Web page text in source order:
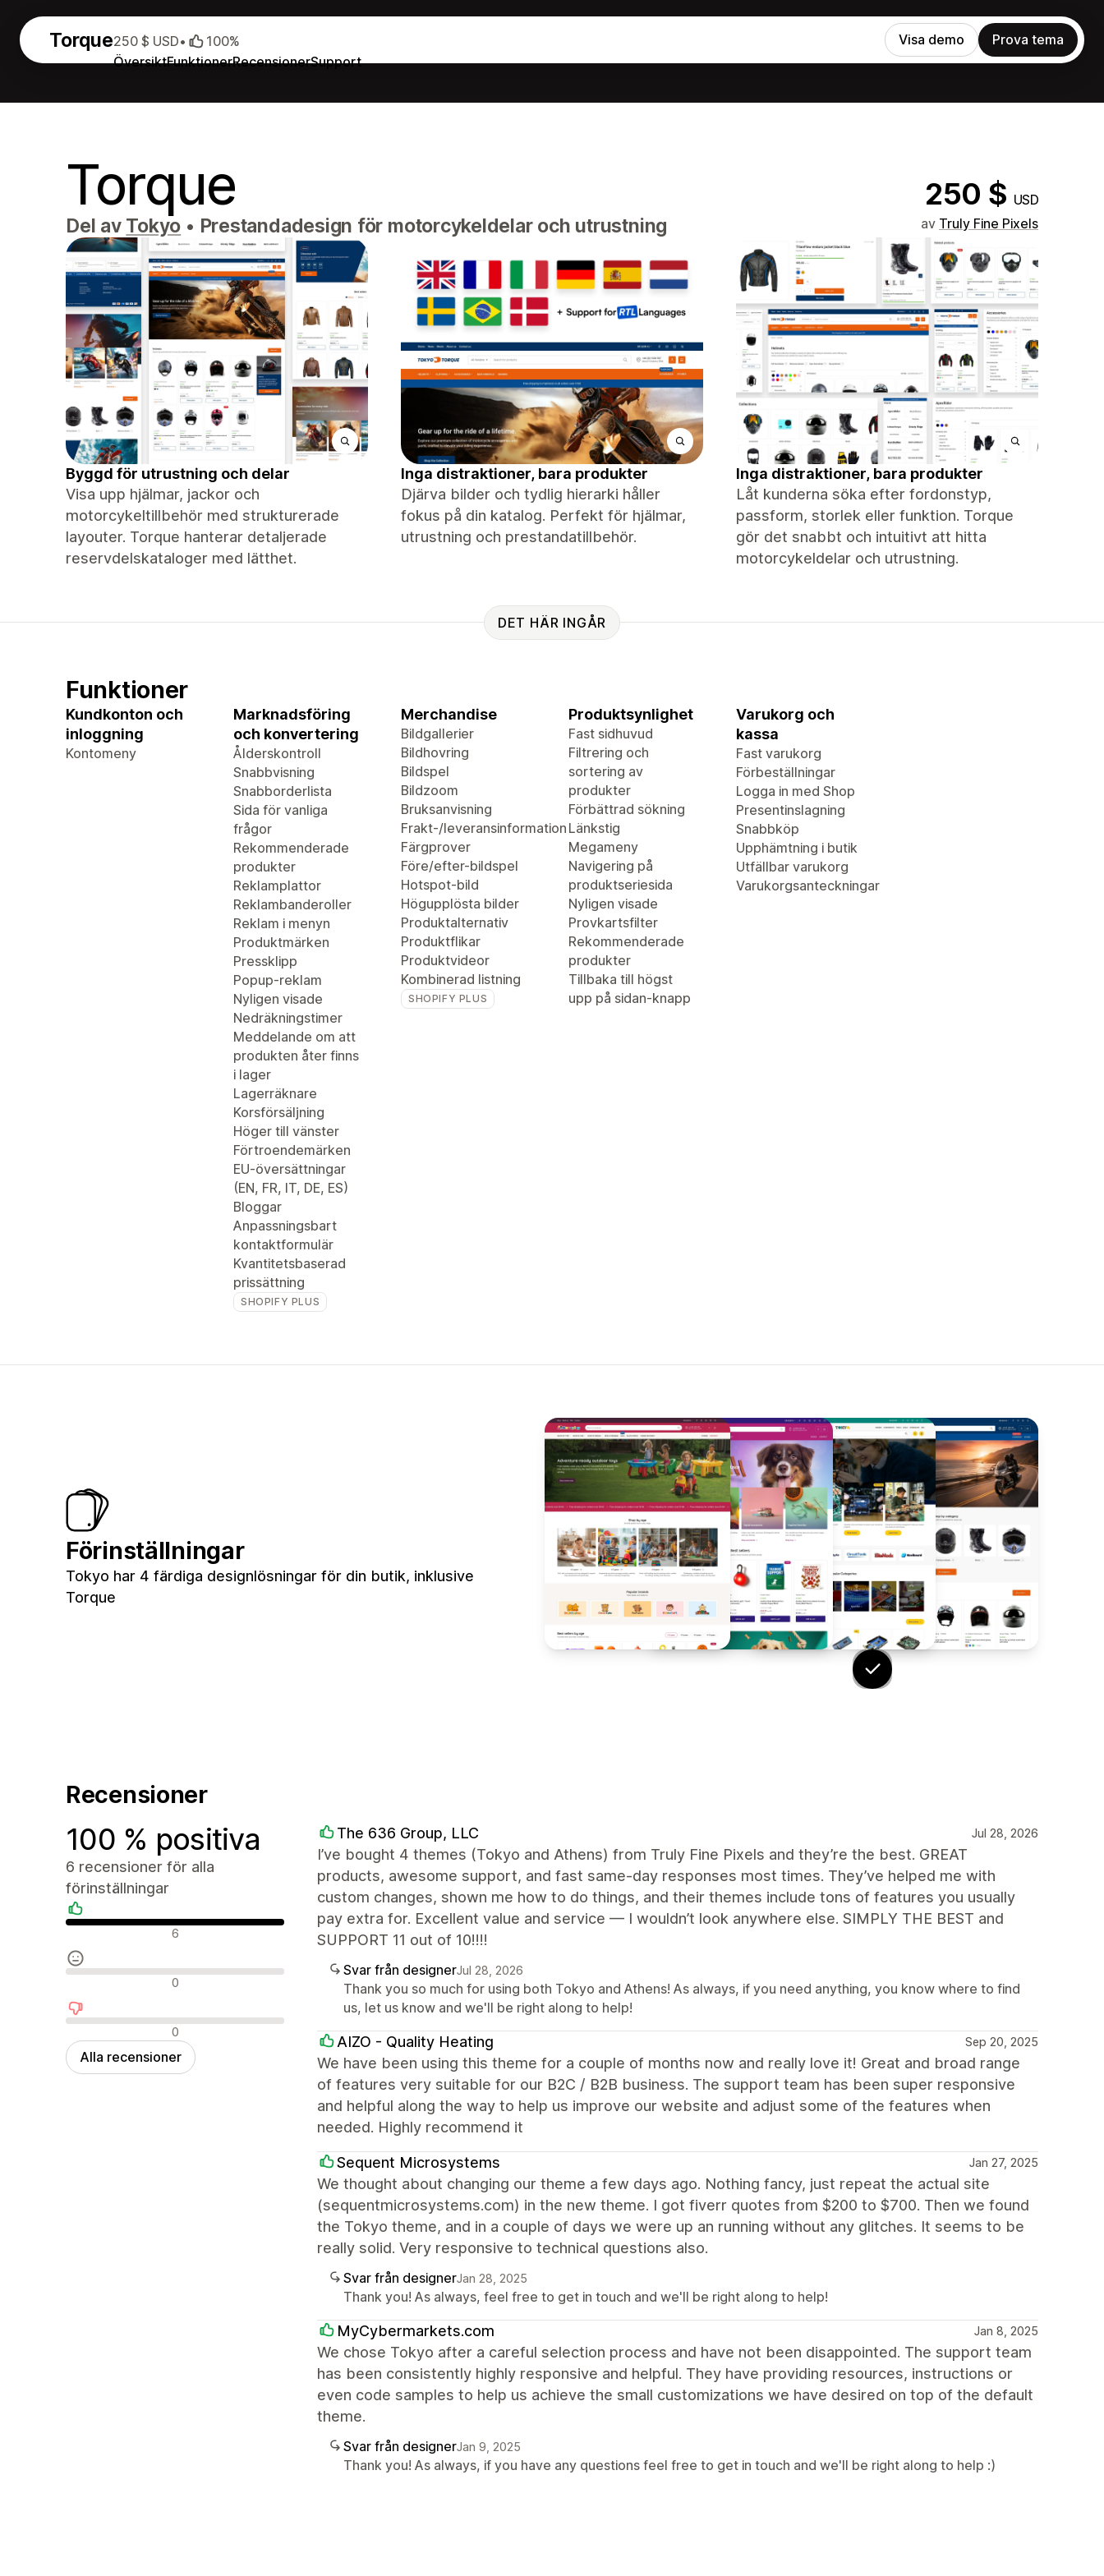
Torque
ÖversiktFunktionerRecensionerSupport
250 $ USD• 100% Visa demo Prova tema
Torque 250 $ USD
Del av Tokyo • Prestandadesign för motorcykeldelar och utrustning av Truly Fine Pixels
Byggd för utrustning och delar
Visa upp hjälmar, jackor och
motorcykeltillbehör med strukturerade
layouter. Torque hanterar detaljerade
reservdelskataloger med lätthet.
Inga distraktioner, bara produkter
Djärva bilder och tydlig hierarki håller
fokus på din katalog. Perfekt för hjälmar,
utrustning och prestandatillbehör.
Inga distraktioner, bara produkter
Låt kunderna söka efter fordonstyp,
passform, storlek eller funktion. Torque
gör det snabbt och intuitivt att hitta
motorcykeldelar och utrustning.
DET HÄR INGÅR
Funktioner
Kundkonton och
inloggning
Kontomeny
Marknadsföring
och konvertering
Ålderskontroll
Snabbvisning
Snabborderlista
Sida för vanliga
frågor
Rekommenderade
produkter
Reklamplattor
Reklambanderoller
Reklam i menyn
Produktmärken
Pressklipp
Popup-reklam
Nyligen visade
Nedräkningstimer
Meddelande om att
produkten åter finns
i lager
Lagerräknare
Korsförsäljning
Höger till vänster
Förtroendemärken
EU-översättningar
(EN, FR, IT, DE, ES)
Bloggar
Anpassningsbart
kontaktformulär
Kvantitetsbaserad
prissättning
SHOPIFY PLUS
Merchandise
Bildgallerier
Bildhovring
Bildspel
Bildzoom
Bruksanvisning
Frakt-/leveransinformation
Färgprover
Före/efter-bildspel
Hotspot-bild
Högupplösta bilder
Produktalternativ
Produktflikar
Produktvideor
Kombinerad listning
SHOPIFY PLUS
Produktsynlighet
Fast sidhuvud
Filtrering och
sortering av
produkter
Förbättrad sökning
Länkstig
Megameny
Navigering på
produktseriesida
Nyligen visade
Provkartsfilter
Rekommenderade
produkter
Tillbaka till högst
upp på sidan-knapp
Varukorg och
kassa
Fast varukorg
Förbeställningar
Logga in med Shop
Presentinslagning
Snabbköp
Upphämtning i butik
Utfällbar varukorg
Varukorgsanteckningar
Förinställningar
Tokyo har 4 färdiga designlösningar för din butik, inklusive
Torque
Recensioner
100 % positiva
6 recensioner för alla
förinställningar
Positiva recensioner
6
Neutrala recensioner
0
Negativa recensioner
0
Alla recensioner
The 636 Group, LLC Jul 28, 2026
I’ve bought 4 themes (Tokyo and Athens) from Truly Fine Pixels and they’re the best. GREAT
products, awesome support, and fast same-day responses most times. They’ve helped me with
custom changes, shown me how to do things, and their themes include tons of features you usually
pay extra for. Excellent value and service — I wouldn’t look anywhere else. SIMPLY THE BEST and
SUPPORT 11 out of 10!!!!
Svar från designerJul 28, 2026
Thank you so much for using both Tokyo and Athens! As always, if you need anything, you know where to find
us, let us know and we'll be right along to help!
AIZO - Quality Heating Sep 20, 2025
We have been using this theme for a couple of months now and really love it! Great and broad range
of features very suitable for our B2C / B2B business. The support team has been super responsive
and helpful along the way to help us improve our website and adjust some of the features when
needed. Highly recommend it
Sequent Microsystems Jan 27, 2025
We thought about changing our theme a few days ago. Nothing fancy, just repeat the actual site
(sequentmicrosystems.com) in the new theme. I got fiverr quotes from $200 to $700. Then we found
the Tokyo theme, and in a couple of days we were up an running without any glitches. It seems to be
really solid. Very responsive to technical questions also.
Svar från designerJan 28, 2025
Thank you! As always, feel free to get in touch and we'll be right along to help!
MyCybermarkets.com Jan 8, 2025
We chose Tokyo after a careful selection process and have not been disappointed. The support team
has been consistently highly responsive and helpful. They have providing resources, instructions or
even code samples to help us achieve the small customizations we have desired on top of the default
theme.
Svar från designerJan 9, 2025
Thank you! As always, if you have any questions feel free to get in touch and we'll be right along to help :)